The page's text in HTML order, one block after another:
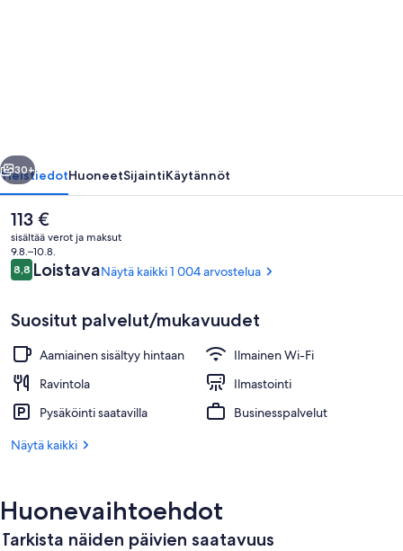
Kolmen hengen perushuone |
Seuraava
30+
YleistiedotHuoneetSijaintiKäytännöt
Nykyinen
hinta
on
113 €
113 €
sisältää verot ja maksut
9.8.–10.8.
Arvostelut
8,88,8 kautta 10.
LoistavaNäytä kaikki 1 004 arvostelua
Suositut palvelut/mukavuudet
Aamiainen sisältyy hintaan
Ilmainen Wi-Fi
Ravintola
Ilmastointi
Pysäköinti saatavilla
Businesspalvelut
Näytä kaikki
Huonevaihtoehdot
Tarkista näiden päivien saatavuus